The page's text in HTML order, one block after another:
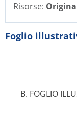
Risorse:
Foglio
B. FOGLIO